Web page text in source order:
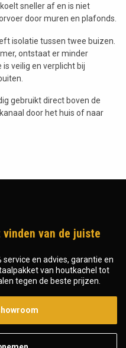
sneller af en is niet
door muren en plafonds.
isolatie tussen twee buizen.
ontstaat er minder
veilig en verplicht bij
gebruikt direct boven de
door het huis of naar
van de juiste
en advies, garantie en
van houtkachel tot
tegen de beste prijzen.